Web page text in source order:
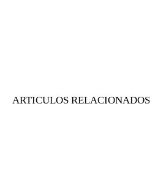
ARTICULOS RELACIONADOS